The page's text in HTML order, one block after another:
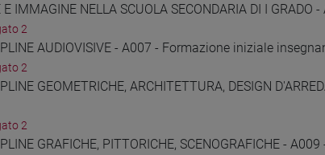
E IMMAGINE NELLA SCUOLA SECONDARIA DI I
2
AUDIOVISIVE - A007 - Formazione iniziale
2
GEOMETRICHE, ARCHITETTURA, DESIGN
2
GRAFICHE, PITTORICHE, SCENOGRAFICHE -